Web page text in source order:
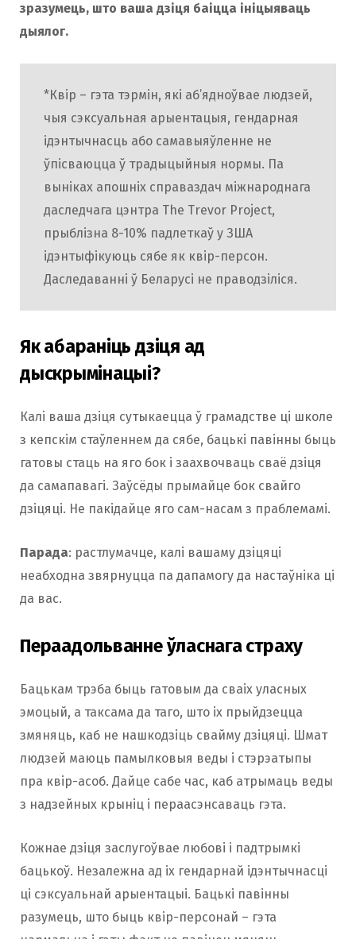
зразумець, што ваша дзіця баіцца ініцыяваць
дыялог.
*Квір – гэта тэрмін, які аб’ядноўвае людзей,
чыя сэксуальная арыентацыя, гендарная
ідэнтычнасць або самавыяўленне не
ўпісваюцца ў традыцыйныя нормы. Па
выніках апошніх справаздач міжнароднага
даследчага цэнтра The Trevor Project,
прыблізна 8-10% падлеткаў у ЗША
ідэнтыфікуюць сябе як квір-персон.
Даследаванні ў Беларусі не праводзіліся.
Як абараніць дзіця ад
дыскрымінацыі?
Калі ваша дзіця сутыкаецца ў грамадстве ці школе
з кепскім стаўленнем да сябе, бацькі павінны быць
гатовы стаць на яго бок і заахвочваць сваё дзіця
да самапавагі. Заўсёды прымайце бок свайго
дзіцяці. Не пакідайце яго сам-насам з праблемамі.
Парада: растлумачце, калі вашаму дзіцяці
неабходна звярнуцца па дапамогу да настаўніка ці
да вас.
Пераадольванне ўласнага страху
Бацькам трэба быць гатовым да сваіх уласных
эмоцый, а таксама да таго, што іх прыйдзецца
змяняць, каб не нашкодзіць свайму дзіцяці. Шмат
людзей маюць памылковыя веды і стэрэатыпы
пра квір-асоб. Дайце сабе час, каб атрымаць веды
з надзейных крыніц і пераасэнсаваць гэта.
Кожнае дзіця заслугоўвае любові і падтрымкі
бацькоў. Незалежна ад іх гендарнай ідэнтычнасці
ці сэксуальнай арыентацыі. Бацькі павінны
разумець, што быць квір-персонай – гэта